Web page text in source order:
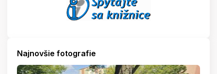
Najnovšie fotografie